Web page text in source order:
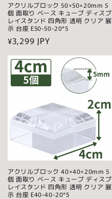
アクリルブロック 50×50×20mm 5
個 面取り ベース キューブ ディスプ
レイスタンド 四角形 透明 クリア 展
示 台座 E50-50-20*5
通
常
価
格
¥3,299 JPY
アクリルブロック 40×40×20mm 5
個 面取り ベース キューブ ディスプ
レイスタンド 四角形 透明 クリア 展
示 台座 E40-40-20*5